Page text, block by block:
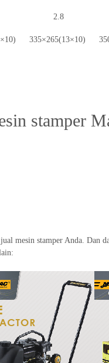
2.8
335×265(13×10)
stamper
mesin stamper Anda. Dan